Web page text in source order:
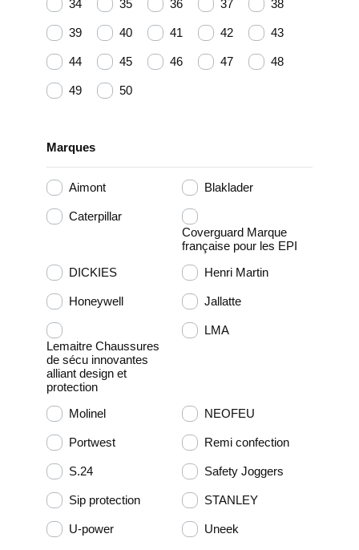
34 35 36 37 38
39 40 41 42 43
44 45 46 47 48
49 50
Marques
Aimont Blaklader
Caterpillar
Coverguard Marque
française pour les EPI
DICKIES
Henri Martin
Honeywell Jallatte
Lemaitre Chaussures
de sécu innovantes
alliant design et
protection
LMA
Molinel NEOFEU
Portwest Remi confection
S.24 Safety Joggers
Sip protection STANLEY
U-power Uneek